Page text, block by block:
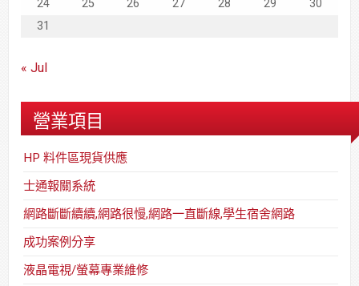
24
25 26 27 28 29
30
31
« Jul
營業項目
HP 料件區現貨供應
士通報關系統
網路斷斷續續,網路很慢,網路一直斷線,學生宿舍網路
成功案例分享
液晶電視/螢幕專業維修